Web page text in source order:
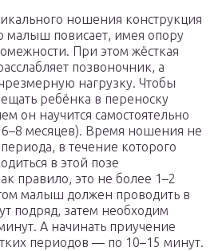
ношения конструкция
малыш повисает, имея опору
При этом жёсткая
позвоночник, а
нагрузку. Чтобы
ребёнка в переноску
он научится самостоятельно
месяцев). Время ношения не
в течение которого
в этой позе
правило, это не более 1–2
малыш должен проводить в
подряд, затем необходим
А начинать приучение
периодов — по 10–15 минут.